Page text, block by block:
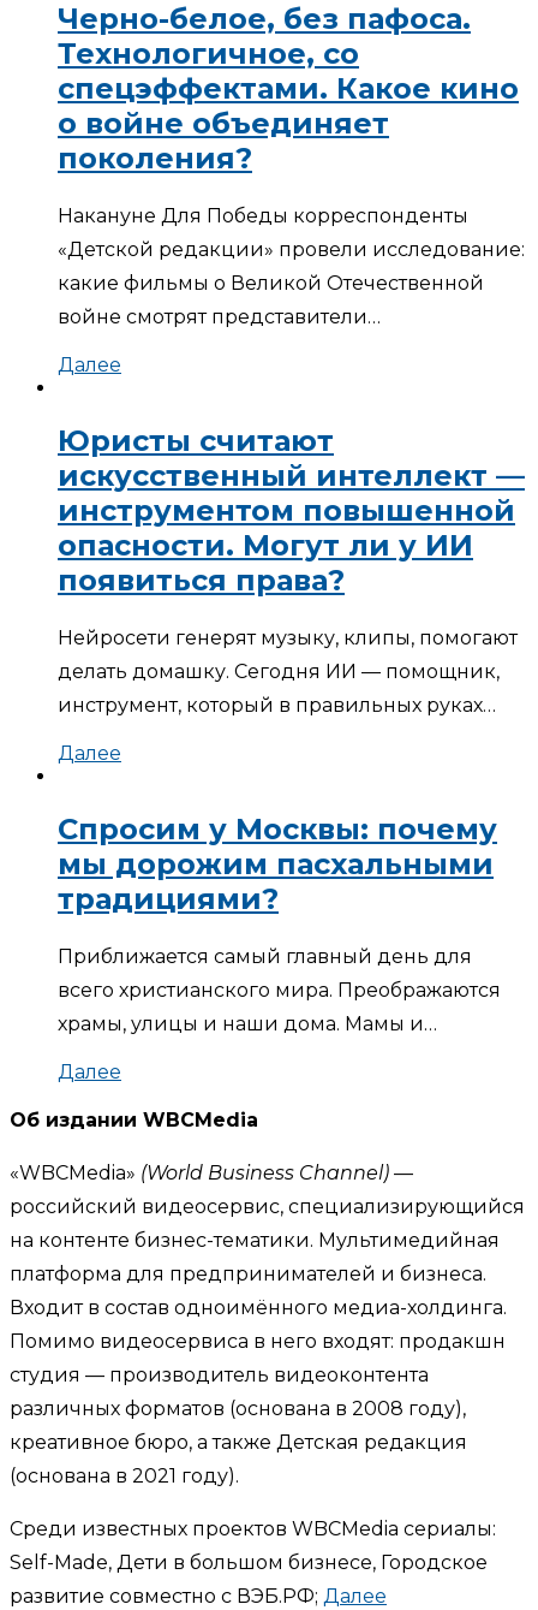
Черно-белое, без пафоса.
Технологичное, со
спецэффектами. Какое кино
о войне объединяет
поколения?
Накануне Для Победы корреспонденты
«Детской редакции» провели исследование:
какие фильмы о Великой Отечественной
войне смотрят представители…
Далее
Юристы считают
искусственный интеллект —
инструментом повышенной
опасности. Могут ли у ИИ
появиться права?
Нейросети генерят музыку, клипы, помогают
делать домашку. Сегодня ИИ — помощник,
инструмент, который в правильных руках…
Далее
Спросим у Москвы: почему
мы дорожим пасхальными
традициями?
Приближается самый главный день для
всего христианского мира. Преображаются
храмы, улицы и наши дома. Мамы и…
Далее
Об издании WBCMedia
«WBCMedia» (World Business Channel) —
российский видеосервис, специализирующийся
на контенте бизнес-тематики. Мультимедийная
платформа для предпринимателей и бизнеса.
Входит в состав одноимённого медиа-холдинга.
Помимо видеосервиса в него входят: продакшн
студия — производитель видеоконтента
различных форматов (основана в 2008 году),
креативное бюро, а также Детская редакция
(основана в 2021 году).
Среди известных проектов WBCMedia сериалы:
Self-Made, Дети в большом бизнесе, Городское
развитие совместно с ВЭБ.РФ; Далее